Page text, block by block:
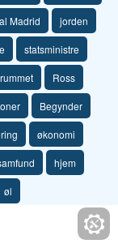
Madrid jorden
statsministre
rummet Ross
Begynder
økonomi
hjem
øl